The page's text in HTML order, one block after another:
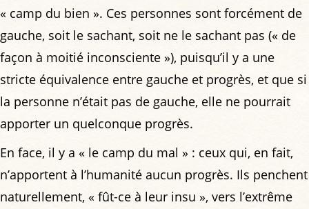
« camp du bien ». Ces personnes sont forcément de
gauche, soit le sachant, soit ne le sachant pas (« de
façon à moitié inconsciente »), puisqu’il y a une
stricte équivalence entre gauche et progrès, et que si
la personne n’était pas de gauche, elle ne pourrait
apporter un quelconque progrès.
En face, il y a « le camp du mal » : ceux qui, en fait,
n’apportent à l’humanité aucun progrès. Ils penchent
naturellement, « fût-ce à leur insu », vers l’extrême